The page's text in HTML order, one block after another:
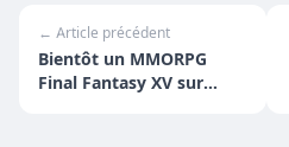
← Article précédent
Bientôt un MMORPG
Final Fantasy XV sur